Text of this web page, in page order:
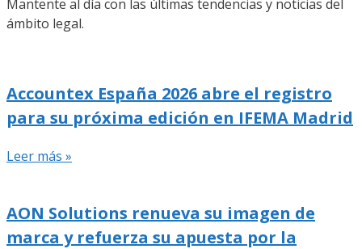
Mantente al día con las últimas tendencias y noticias del
ámbito legal.
Accountex España 2026 abre el registro
para su próxima edición en IFEMA Madrid
Leer más »
AON Solutions renueva su imagen de
marca y refuerza su apuesta por la